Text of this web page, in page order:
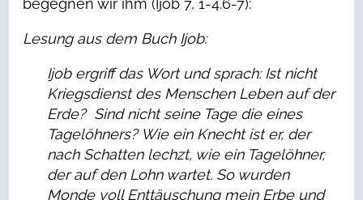
begegnen wir ihm (Ijob 7, 1-4.6-7):
Lesung aus dem Buch Ijob:
Ijob ergriff das Wort und sprach:Ist nicht
Kriegsdienst des Menschen Leben auf der
Erde? Sind nicht seine Tage die eines
Tagelöhners? Wie ein Knecht ist er, der
nach Schatten lechzt, wie ein Tagelöhner,
der auf den Lohn wartet. So wurden
Monde voll Enttäuschung mein Erbe und